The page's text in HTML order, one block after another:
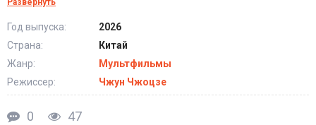
воспринимает всерьёз. Но смогут ли Мяу-воины вернуть свою
Развернуть
Год выпуска:
2026
Страна:
Китай
Жанр:
Мультфильмы
Режиссер:
Чжун Чжоцзе
0 47